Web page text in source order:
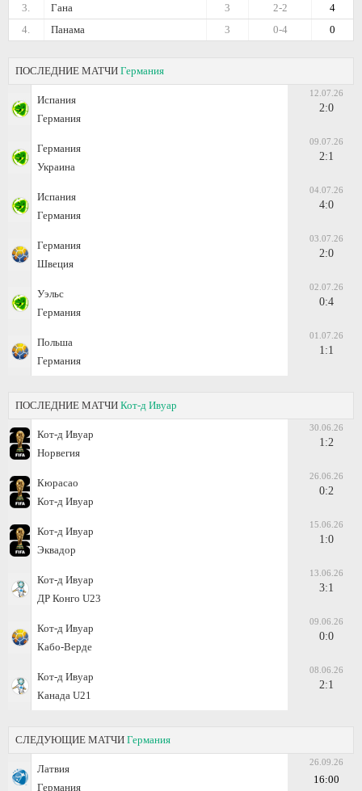
3.
Гана 4
2-2
3
4.
Панама 0
0-4
3
ПОСЛЕДНИЕ МАТЧИ Германия
Испания
Германия
12.07.26
2:0
Германия
Украина
09.07.26
2:1
Испания
Германия
04.07.26
4:0
Германия
Швеция
03.07.26
2:0
Уэльс
Германия
02.07.26
0:4
Польша
Германия
01.07.26
1:1
ПОСЛЕДНИЕ МАТЧИ Кот-д Ивуар
Кот-д Ивуар
Норвегия
30.06.26
1:2
Кюрасао
Кот-д Ивуар
26.06.26
0:2
Кот-д Ивуар
Эквадор
15.06.26
1:0
Кот-д Ивуар
ДР Конго U23
13.06.26
3:1
Кот-д Ивуар
Кабо-Верде
09.06.26
0:0
Кот-д Ивуар
Канада U21
08.06.26
2:1
СЛЕДУЮЩИЕ МАТЧИ Германия
Латвия
Германия
26.09.26
16:00